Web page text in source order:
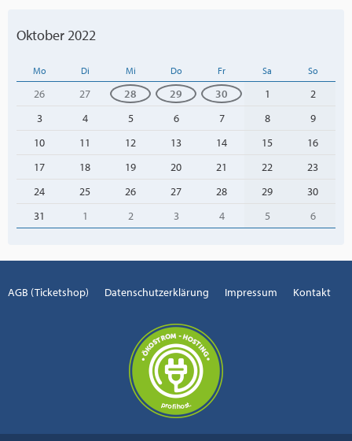
Oktober 2022
Mo Di Mi Do Fr Sa So
26 27 28 29 30 1
2
3
4 5 6 7 8
9
10
11 12 13 14 15
16
17
18 19 20 21 22
23
24
25 26 27 28 29
30
31
1 2 3 4 5 6
AGB (Ticketshop) Datenschutzerklärung Impressum Kontakt